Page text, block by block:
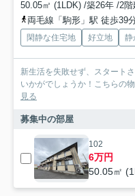
50.05㎡ (1LDK) /築26年 /2階
両毛線「駒形」駅 徒歩39
閑静な住宅地 好立地 静
新生活を失敗せず、スタート
いかがでしょうか！こちらの
見る
募集中の部屋
102
6万円
50.05㎡